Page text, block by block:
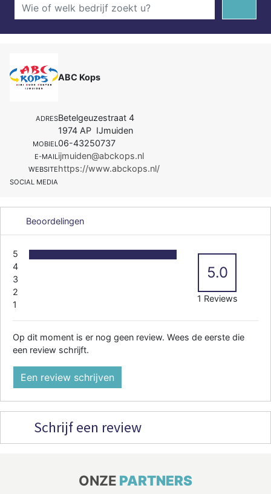
ABC Kops
ADRESBetelgeuzestraat 4
1974 AP IJmuiden
MOBIEL06-43250737
E-MAILijmuiden@abckops.nl
WEBSITEhttps://www.abckops.nl/
SOCIAL MEDIA
Beoordelingen
5
4
3
2
1
5.0
1 Reviews
Op dit moment is er nog geen review. Wees de eerste die
een review schrijft.
Een review schrijven
Schrijf een review
ONZE PARTNERS